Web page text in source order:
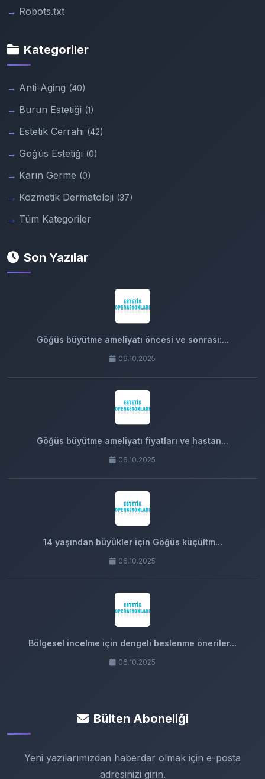
Robots.txt
Kategoriler
Anti-Aging (40)
Burun Estetiği (1)
Estetik Cerrahi (42)
Göğüs Estetiği (0)
Karın Germe (0)
Kozmetik Dermatoloji (37)
Tüm Kategoriler
Son Yazılar
Göğüs büyütme ameliyatı öncesi ve sonrası:...
06.10.2025
Göğüs büyütme ameliyatı fiyatları ve hastan...
06.10.2025
14 yaşından büyükler için Göğüs küçültm...
06.10.2025
Bölgesel incelme için dengeli beslenme öneriler...
06.10.2025
Bülten Aboneliği
Yeni yazılarımızdan haberdar olmak için e-posta
adresinizi girin.